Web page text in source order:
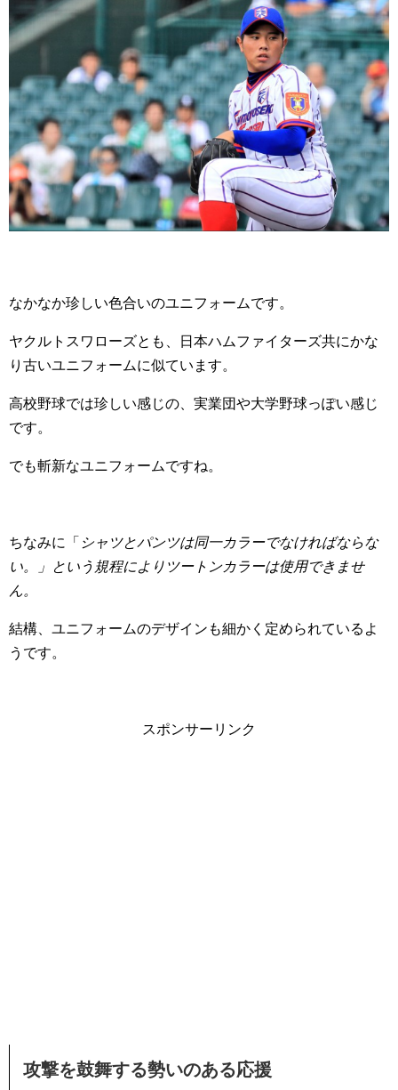
なかなか珍しい色合いのユニフォームです。
ヤクルトスワローズとも、日本ハムファイターズ共にかな
り古いユニフォームに似ています。
高校野球では珍しい感じの、実業団や大学野球っぽい感じ
です。
でも斬新なユニフォームですね。
ちなみに「 シャツとパンツは同一カラーでなければならな
い。」という規程によりツートンカラーは使用できませ
ん。
結構、ユニフォームのデザインも細かく定められているよ
うです。
スポンサーリンク
攻撃を鼓舞する勢いのある応援